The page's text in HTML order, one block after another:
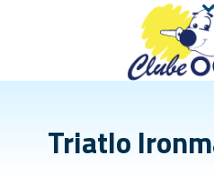
Triatlo